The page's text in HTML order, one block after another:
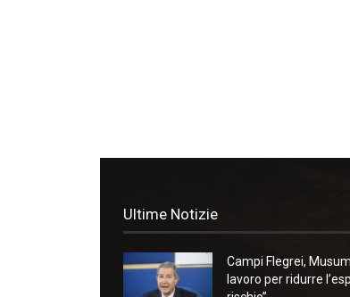
Ultime Notizie
Campi Flegrei,
lavoro per ridurre